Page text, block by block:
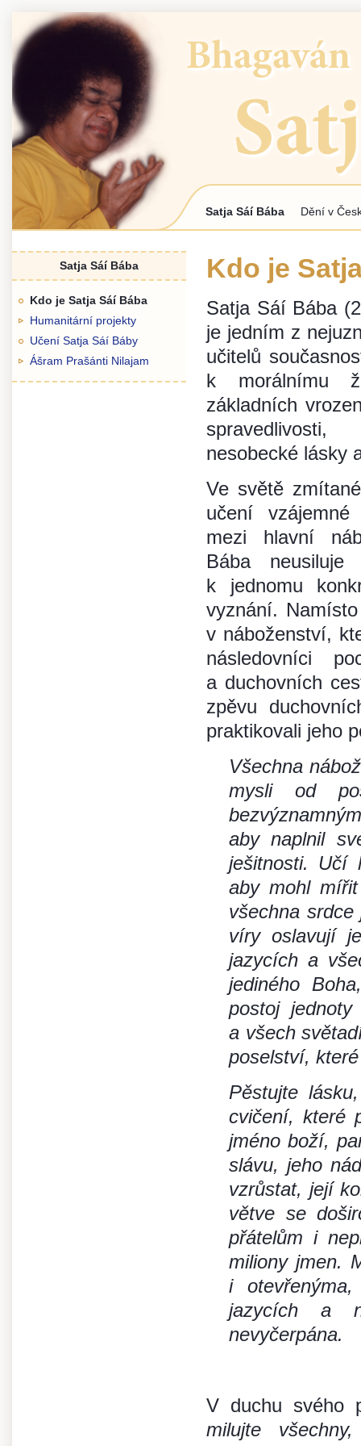
Hlavní menu
Satja Sáí Bába Dění v
Kdo je
Satja Sáí Bába
je jedním z
učitelů
k morálnímu
základních
nesobecké lásky
Ve světě
učení
mezi hlavní
Bába
k jednomu
vyznání.
v náboženství,
následovníci
a duchovních
zpěvu
praktikovali jeho
Všechna
mysli od
aby naplnil
ješitnosti. Učí
aby mohl
všechna
víry oslavují
jazycích a
jediného
postoj
a všech
poselství,
Pěstujte
cvičení, které
jméno boží,
slávu, jeho
vzrůstat, její
větve se
přátelům i
miliony jmen.
i
jazycích a
nevyčerpána.
V duchu svého
milujte
Satja Sáí Bába
Kdo je Satja Sáí Bába
Humanitární projekty
Učení Satja Sáí Báby
Ášram Prašánti Nilajam